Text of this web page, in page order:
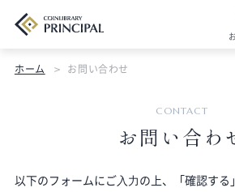
ホーム お問い合わせ
CONTACT
お問い合わ
以下のフォームにご⼊⼒の上、「確認する